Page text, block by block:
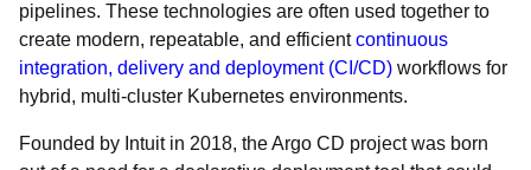
pipelines. These technologies are often used together to
create modern, repeatable, and efficientcontinuous
integration, delivery and deployment (CI/CD) workflows for
hybrid, multi-cluster Kubernetes environments.
Founded by Intuit in 2018, the Argo CD project was born